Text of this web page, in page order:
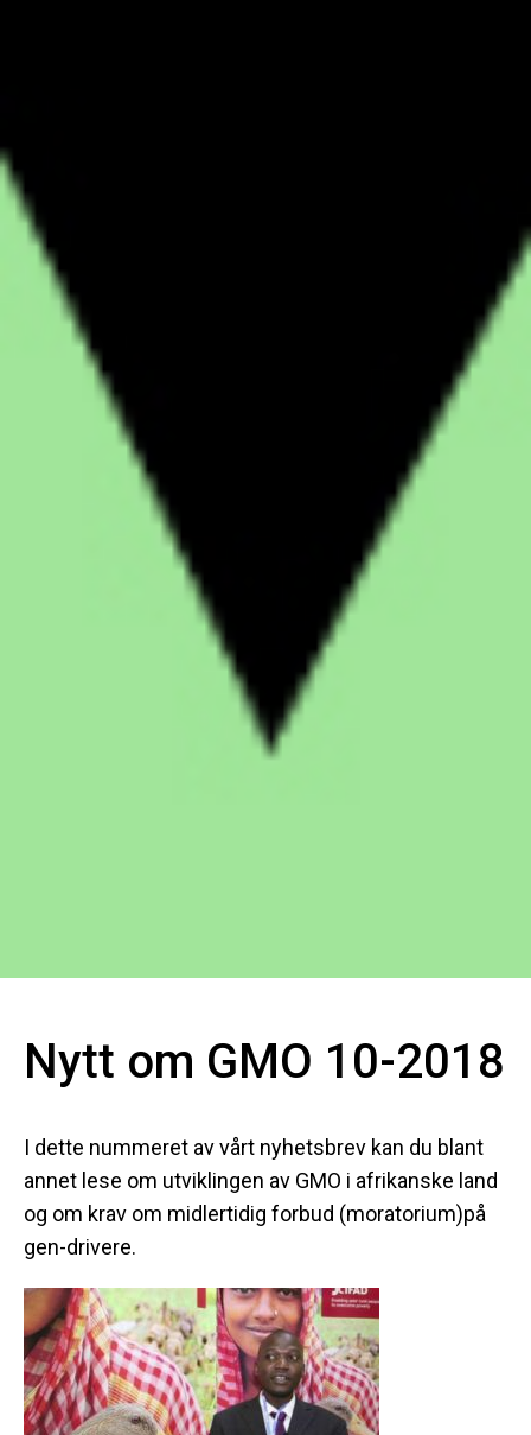
Nytt om GMO 10-2018
I dette nummeret av vårt nyhetsbrev kan du blant
annet lese om utviklingen av GMO i afrikanske land
og om krav om midlertidig forbud (moratorium)på
gen-drivere.